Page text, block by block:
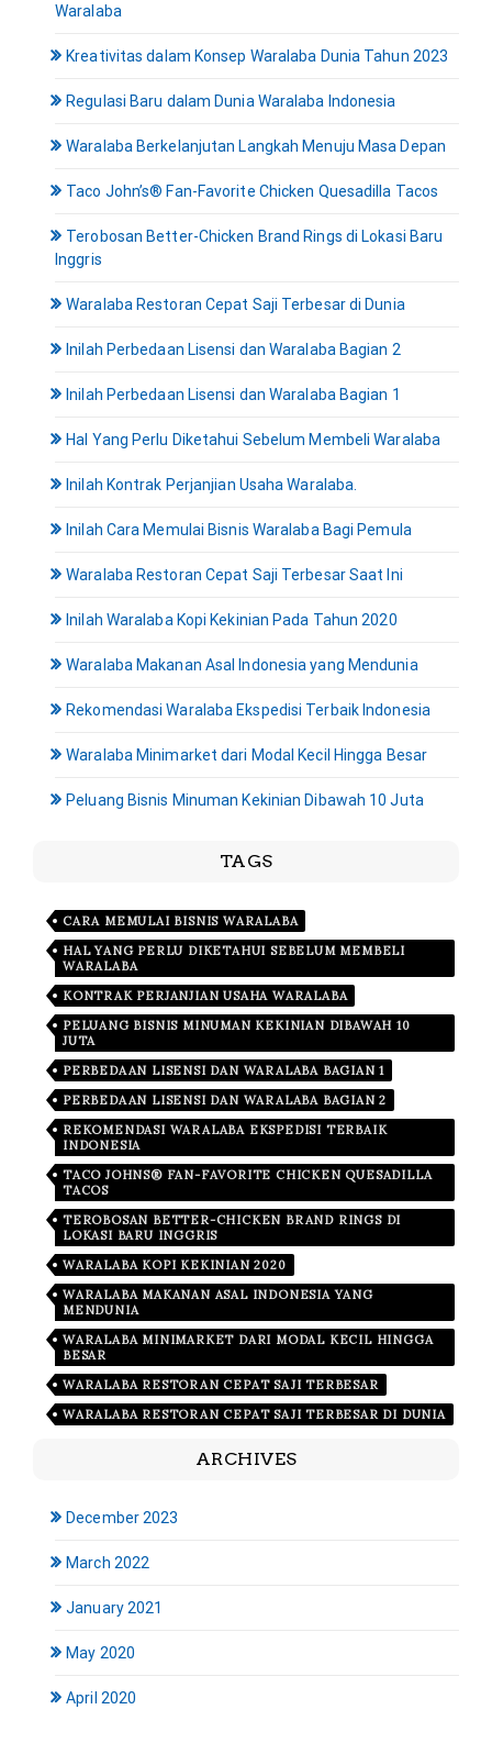
Waralaba
Kreativitas dalam Konsep Waralaba Dunia Tahun 2023
Regulasi Baru dalam Dunia Waralaba Indonesia
Waralaba Berkelanjutan Langkah Menuju Masa Depan
Taco John’s® Fan-Favorite Chicken Quesadilla Tacos
Terobosan Better-Chicken Brand Rings di Lokasi Baru
Inggris
Waralaba Restoran Cepat Saji Terbesar di Dunia
Inilah Perbedaan Lisensi dan Waralaba Bagian 2
Inilah Perbedaan Lisensi dan Waralaba Bagian 1
Hal Yang Perlu Diketahui Sebelum Membeli Waralaba
Inilah Kontrak Perjanjian Usaha Waralaba.
Inilah Cara Memulai Bisnis Waralaba Bagi Pemula
Waralaba Restoran Cepat Saji Terbesar Saat Ini
Inilah Waralaba Kopi Kekinian Pada Tahun 2020
Waralaba Makanan Asal Indonesia yang Mendunia
Rekomendasi Waralaba Ekspedisi Terbaik Indonesia
Waralaba Minimarket dari Modal Kecil Hingga Besar
Peluang Bisnis Minuman Kekinian Dibawah 10 Juta
TAGS
CARA MEMULAI BISNIS WARALABA
HAL YANG PERLU DIKETAHUI SEBELUM MEMBELI
WARALABA
KONTRAK PERJANJIAN USAHA WARALABA
PELUANG BISNIS MINUMAN KEKINIAN DIBAWAH 10
JUTA
PERBEDAAN LISENSI DAN WARALABA BAGIAN 1
PERBEDAAN LISENSI DAN WARALABA BAGIAN 2
REKOMENDASI WARALABA EKSPEDISI TERBAIK
INDONESIA
TACO JOHNS® FAN-FAVORITE CHICKEN QUESADILLA
TACOS
TEROBOSAN BETTER-CHICKEN BRAND RINGS DI
LOKASI BARU INGGRIS
WARALABA KOPI KEKINIAN 2020
WARALABA MAKANAN ASAL INDONESIA YANG
MENDUNIA
WARALABA MINIMARKET DARI MODAL KECIL HINGGA
BESAR
WARALABA RESTORAN CEPAT SAJI TERBESAR
WARALABA RESTORAN CEPAT SAJI TERBESAR DI DUNIA
ARCHIVES
December 2023
March 2022
January 2021
May 2020
April 2020